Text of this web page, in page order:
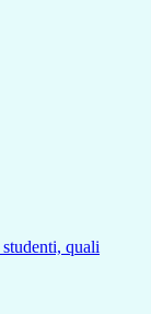
quali